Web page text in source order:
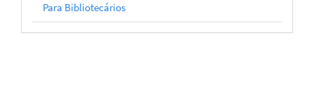
Para Bibliotecários